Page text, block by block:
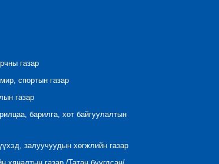
газар
спортын газар
газар
барилга, хот байгуулалтын
залуучуудын хөгжлийн газар